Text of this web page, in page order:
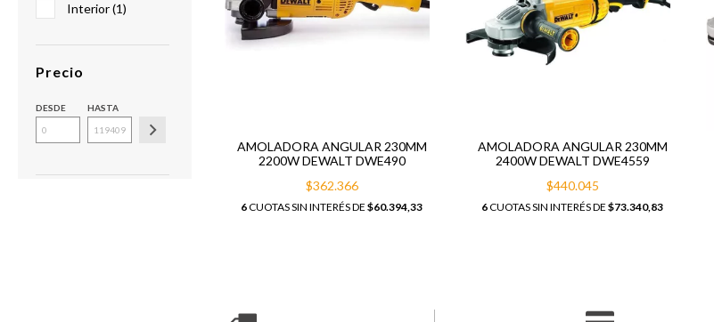
Interior (1)
Precio
DESDE HASTA
AMOLADORA ANGULAR 230MM
2200W DEWALT DWE490
$362.366
6CUOTAS SIN INTERÉS DE$60.394,33
AMOLADORA ANGULAR 230MM
2400W DEWALT DWE4559
$440.045
6CUOTAS SIN INTERÉS DE$73.340,83